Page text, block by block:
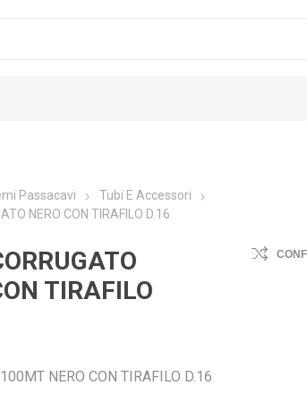
Passacavi
Tubi E Accessori
NERO CON TIRAFILO D.16
TIRAFILO
NERO CON TIRAFILO D.16